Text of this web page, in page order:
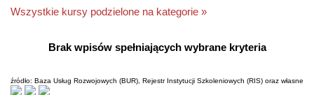
Wszystkie kursy podzielone na kategorie »
Brak wpisów spełniających wybrane kryteria
źródło: Baza Usług Rozwojowych (BUR), Rejestr Instytucji Szkoleniowych (RIS) oraz własne